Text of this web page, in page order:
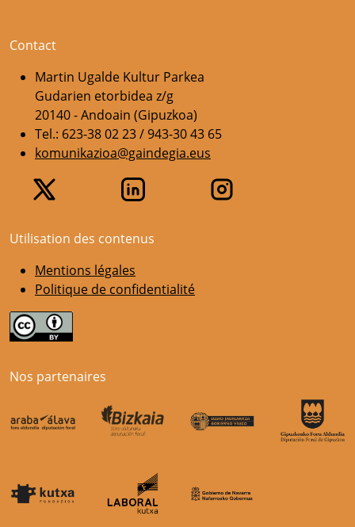
Contact
Martin Ugalde Kultur Parkea
Gudarien etorbidea z/g
20140 - Andoain (Gipuzkoa)
Tel.: 623-38 02 23 / 943-30 43 65
komunikazioa@gaindegia.eus
Utilisation des contenus
Mentions légales
Politique de confidentialité
Nos partenaires